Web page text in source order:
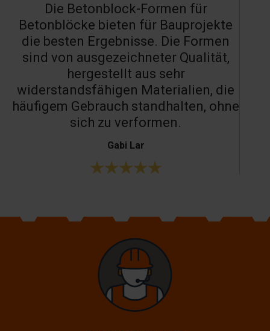
Die Betonblock-Formen für
Betonblöcke bieten für Bauprojekte
die besten Ergebnisse. Die Formen
sind von ausgezeichneter Qualität,
hergestellt aus sehr
widerstandsfähigen Materialien, die
häufigem Gebrauch standhalten, ohne
sich zu verformen.
Gabi Lar